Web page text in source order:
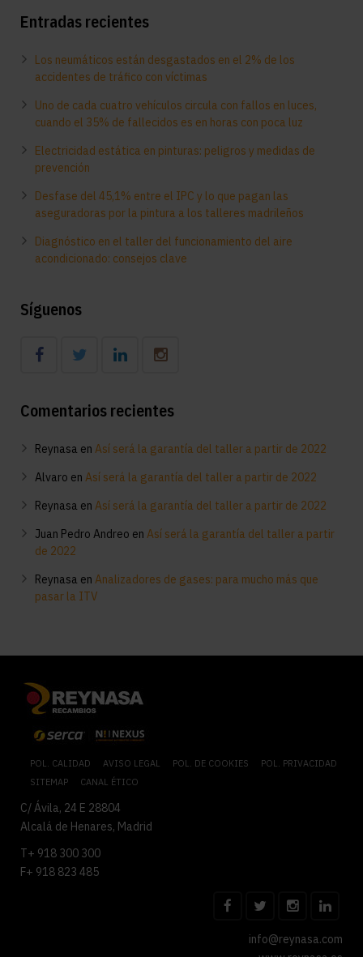
Entradas recientes
Los neumáticos están desgastados en el 2% de los
accidentes de tráfico con víctimas
Uno de cada cuatro vehículos circula con fallos en luces,
cuando el 35% de fallecidos es en horas con poca luz
Electricidad estática en pinturas: peligros y medidas de
prevención
Desfase del 45,1% entre el IPC y lo que pagan las
aseguradoras por la pintura a los talleres madrileños
Diagnóstico en el taller del funcionamiento del aire
acondicionado: consejos clave
Síguenos
Comentarios recientes
Reynasa en Así será la garantía del taller a partir de 2022
Alvaro en Así será la garantía del taller a partir de 2022
Reynasa en Así será la garantía del taller a partir de 2022
Juan Pedro Andreo en Así será la garantía del taller a partir
de 2022
Reynasa en Analizadores de gases: para mucho más que
pasar la ITV
POL. CALIDAD AVISO LEGAL POL. DE COOKIES
POL. PRIVACIDAD
SITEMAP
CANAL ÉTICO
C/ Ávila, 24 E 28804
Alcalá de Henares, Madrid
T+ 918 300 300
F+ 918 823 485
info@reynasa.com